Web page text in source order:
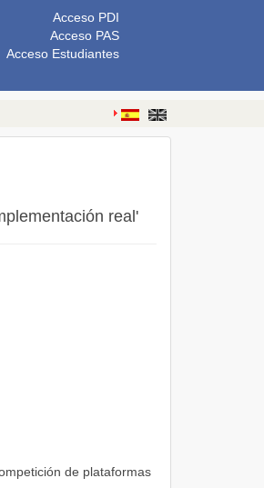
Acceso PDI
Acceso PAS
Acceso Estudiantes
real'
de plataformas